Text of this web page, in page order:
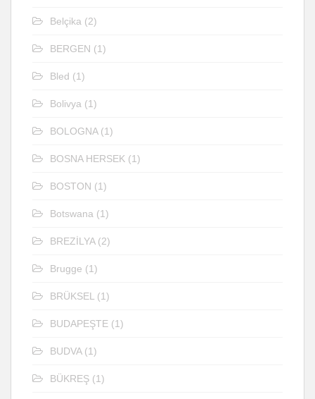
Belçika (2)
BERGEN (1)
Bled (1)
Bolivya (1)
BOLOGNA(1)
BOSNA HERSEK (1)
BOSTON (1)
Botswana (1)
BREZİLYA(2)
Brugge (1)
BRÜKSEL (1)
BUDAPEŞTE (1)
BUDVA(1)
BÜKREŞ (1)